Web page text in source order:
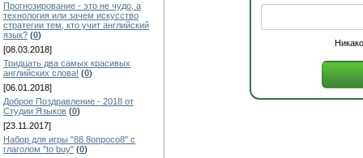
Прогнозирование - это не чудо, а
технология или зачем искусство
стратегии тем, кто учит английский
язык? (0)
[08.03.2018]
Тридцать два самых красивых
английских слова! (0)
[06.01.2018]
Доброе Поздравление - 2018 от
Студии Языков (0)
[23.11.2017]
Набор для игры "88 8опросо8" с
глаголом "to buy" (0)